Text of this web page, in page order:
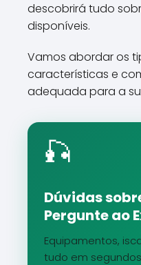
descobrirá tudo
disponíveis.
Vamos abordar os
características e
adequada para a
🎣
Dúvidas
Pergunte ao
Equipamentos,
tudo em segundos